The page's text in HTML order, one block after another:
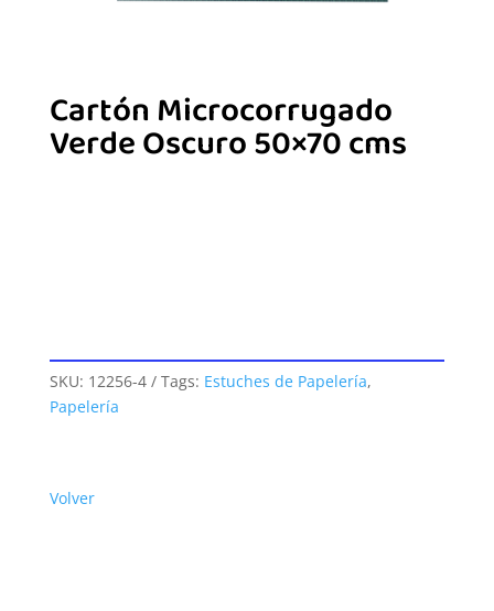
Cartón Microcorrugado
Verde Oscuro 50×70 cms
SKU: 12256-4 Tags: Estuches de Papelería,
Papelería
Volver